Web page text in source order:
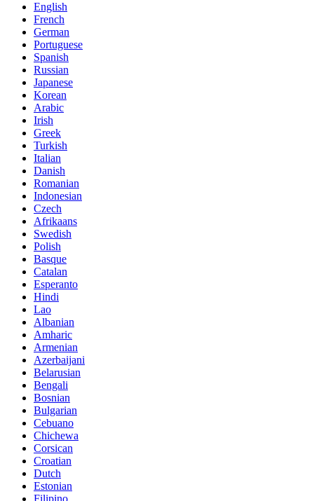
English
French
German
Portuguese
Spanish
Russian
Japanese
Korean
Arabic
Irish
Greek
Turkish
Italian
Danish
Romanian
Indonesian
Czech
Afrikaans
Swedish
Polish
Basque
Catalan
Esperanto
Hindi
Lao
Albanian
Amharic
Armenian
Azerbaijani
Belarusian
Bengali
Bosnian
Bulgarian
Cebuano
Chichewa
Corsican
Croatian
Dutch
Estonian